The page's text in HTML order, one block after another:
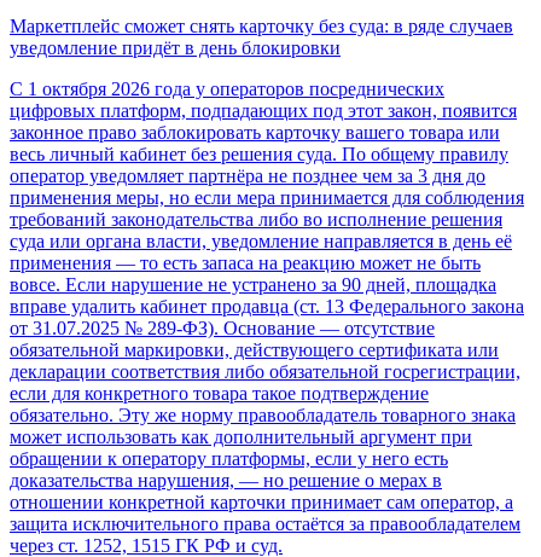
Маркетплейс сможет снять карточку без суда: в ряде случаев
уведомление придёт в день блокировки
С 1 октября 2026 года у операторов посреднических
цифровых платформ, подпадающих под этот закон, появится
законное право заблокировать карточку вашего товара или
весь личный кабинет без решения суда. По общему правилу
оператор уведомляет партнёра не позднее чем за 3 дня до
применения меры, но если мера принимается для соблюдения
требований законодательства либо во исполнение решения
суда или органа власти, уведомление направляется в день её
применения — то есть запаса на реакцию может не быть
вовсе. Если нарушение не устранено за 90 дней, площадка
вправе удалить кабинет продавца (ст. 13 Федерального закона
от 31.07.2025 № 289-ФЗ). Основание — отсутствие
обязательной маркировки, действующего сертификата или
декларации соответствия либо обязательной госрегистрации,
если для конкретного товара такое подтверждение
обязательно. Эту же норму правообладатель товарного знака
может использовать как дополнительный аргумент при
обращении к оператору платформы, если у него есть
доказательства нарушения, — но решение о мерах в
отношении конкретной карточки принимает сам оператор, а
защита исключительного права остаётся за правообладателем
через ст. 1252, 1515 ГК РФ и суд.